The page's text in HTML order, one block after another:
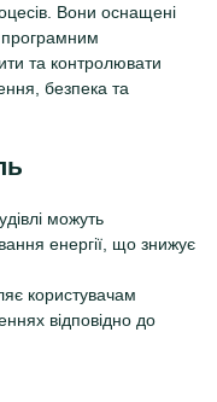
Вони оснащені
та контролювати
безпека та
можуть
енергії, що знижує
користувачам
відповідно до